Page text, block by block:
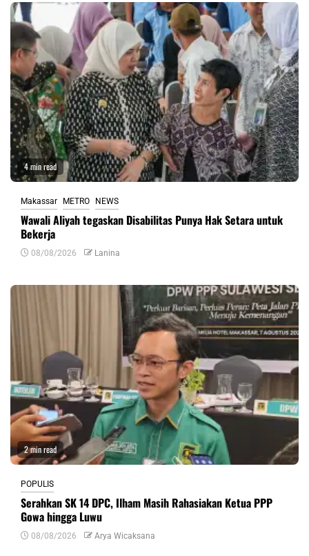
4 min read
Makassar METRO NEWS
Wawali Aliyah tegaskan Disabilitas Punya Hak Setara untuk
Bekerja
08/08/2026 Lanina
2 min read
POPULIS
Serahkan SK 14 DPC, Ilham Masih Rahasiakan Ketua PPP
Gowa hingga Luwu
08/08/2026 Arya Wicaksana